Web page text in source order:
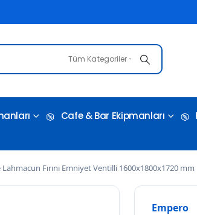
Tüm Kategoriler
Cafe & Bar Ekipmanları
Lahmacun Fırını Emniyet Ventilli 1600x1800x1720 mm
Empero